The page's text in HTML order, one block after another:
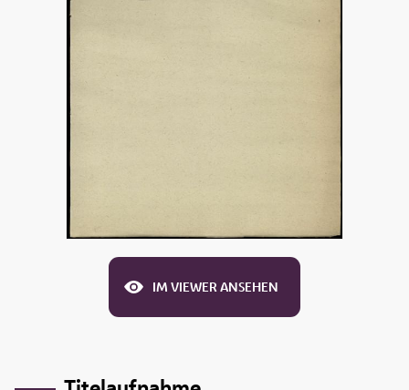
IM VIEWER ANSEHEN